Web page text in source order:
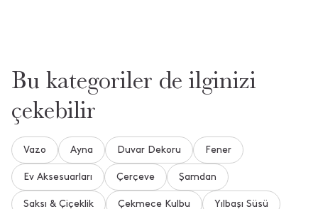
Bu kategoriler de ilginizi
çekebilir
Vazo Ayna Duvar Dekoru Fener
Ev Aksesuarları Çerçeve Şamdan
Saksı & Çiçeklik Çekmece Kulbu Yılbaşı Süsü